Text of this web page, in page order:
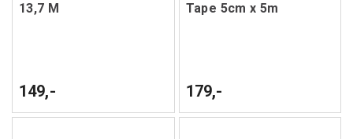
13,7 M
149,-
Tape 5cm x 5m
179,-